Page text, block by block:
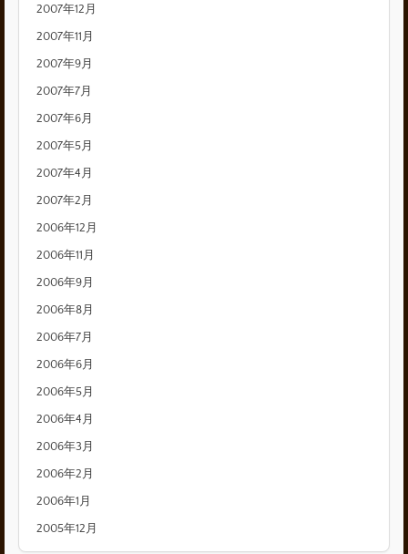
2007年12月
2007年11月
2007年9月
2007年7月
2007年6月
2007年5月
2007年4月
2007年2月
2006年12月
2006年11月
2006年9月
2006年8月
2006年7月
2006年6月
2006年5月
2006年4月
2006年3月
2006年2月
2006年1月
2005年12月